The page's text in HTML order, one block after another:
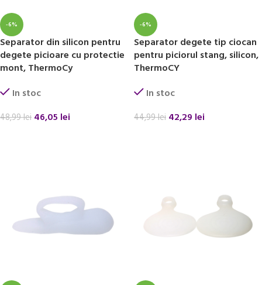
-6%
Separator din silicon pentru
degete picioare cu protectie
mont, ThermoCy
In stoc
48,99lei 46,05 lei
-6%
Separator degete tip ciocan
pentru piciorul stang, silicon,
ThermoCY
In stoc
44,99lei 42,29 lei